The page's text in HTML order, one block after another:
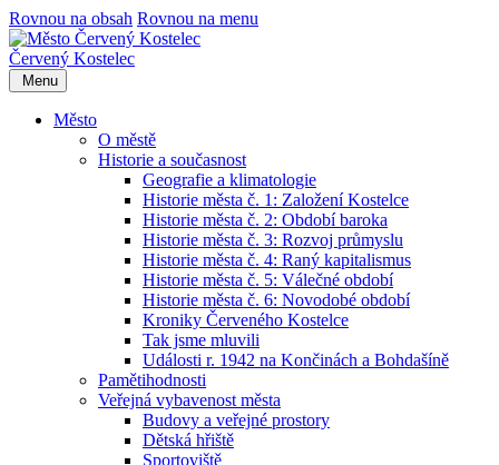
Rovnou na obsah Rovnou na menu
Červený Kostelec
Menu
Město
O městě
Historie a současnost
Geografie a klimatologie
Historie města č. 1: Založení Kostelce
Historie města č. 2: Období baroka
Historie města č. 3: Rozvoj průmyslu
Historie města č. 4: Raný kapitalismus
Historie města č. 5: Válečné období
Historie města č. 6: Novodobé období
Kroniky Červeného Kostelce
Tak jsme mluvili
Události r. 1942 na Končinách a Bohdašíně
Pamětihodnosti
Veřejná vybavenost města
Budovy a veřejné prostory
Dětská hřiště
Sportoviště